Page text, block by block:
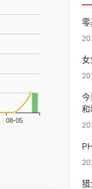
零
女
今
和
猎